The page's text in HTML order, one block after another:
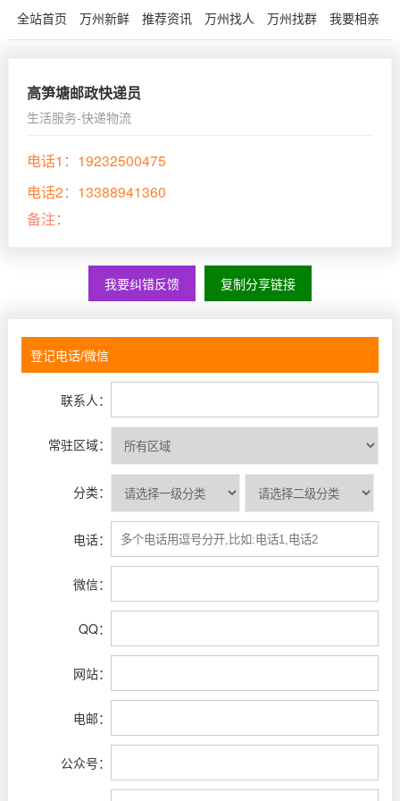
全站首页 万州新鲜 推荐资讯 万州找人 万州找群 我要相亲
高笋塘邮政快递员
生活服务-快递物流
电话1： 19232500475
电话2： 13388941360
备注：
我要纠错反馈 复制分享链接
联系人：
常驻区域：
分类：
电话：
微信：
QQ：
网站：
电邮：
公众号：